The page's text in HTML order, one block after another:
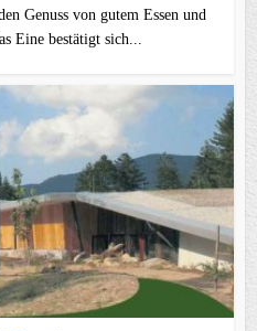
Genuss von gutem Essen und
Eine bestätigt sich...